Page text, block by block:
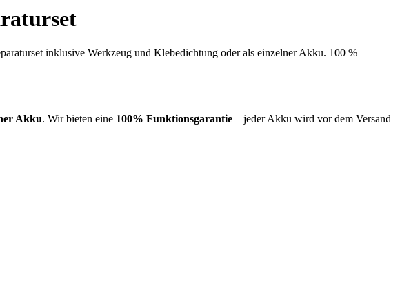
inklusive Werkzeug und Klebedichtung oder als einzelner Akku. 100 %
Akku. Wir bieten eine 100% Funktionsgarantie – jeder Akku wird vor dem Versand